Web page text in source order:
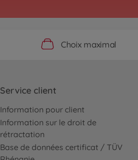
Choix maximal
Service client
Information pour client
Information sur le droit de
rétractation
Base de données certificat / TÜV